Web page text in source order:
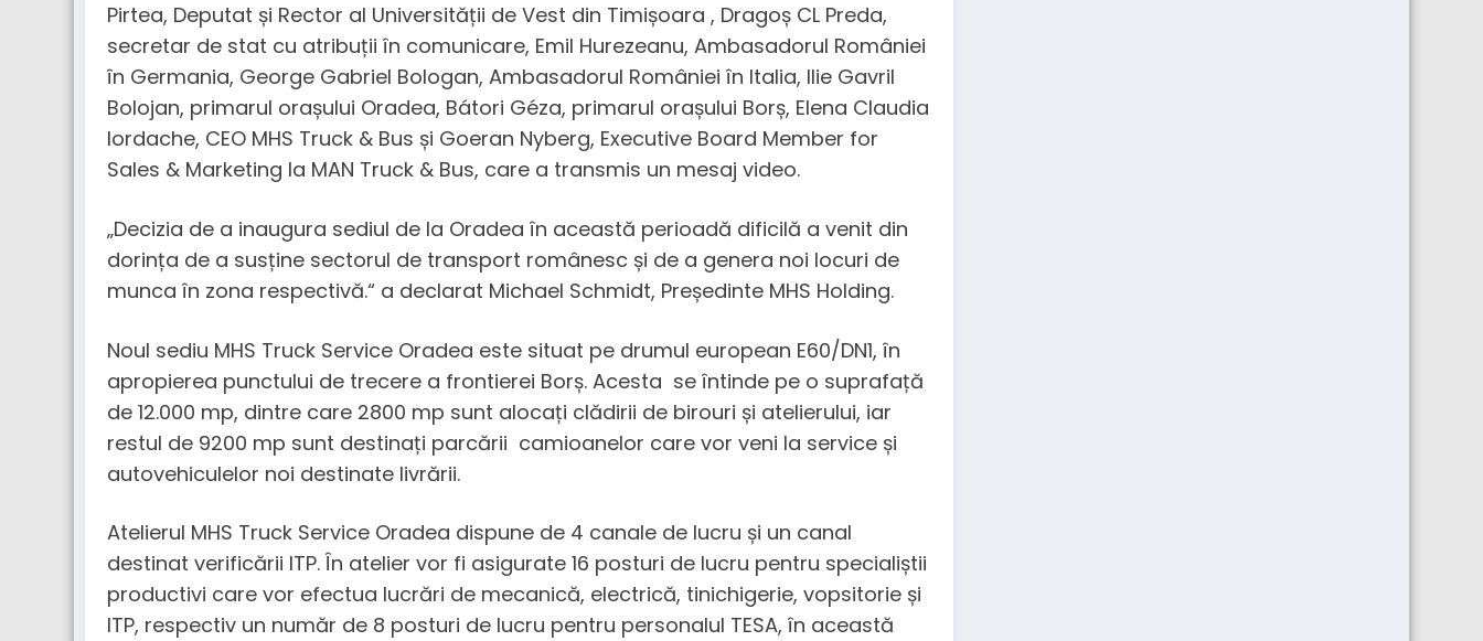
Pirtea, Deputat și Rector al Universității de Vest din Timișoara , Dragoș CL Preda,
secretar de stat cu atribuții în comunicare, Emil Hurezeanu, Ambasadorul României
în Germania, George Gabriel Bologan, Ambasadorul României în Italia, Ilie Gavril
Bolojan, primarul orașului Oradea, Bátori Géza, primarul orașului Borș, Elena Claudia
Iordache, CEO MHS Truck & Bus și Goeran Nyberg, Executive Board Member for
Sales & Marketing la MAN Truck & Bus, care a transmis un mesaj video.
„Decizia de a inaugura sediul de la Oradea în această perioadă dificilă a venit din
dorința de a susține sectorul de transport românesc și de a genera noi locuri de
munca în zona respectivă.“ a declarat Michael Schmidt, Președinte MHS Holding.
Noul sediu MHS Truck Service Oradea este situat pe drumul european E60/DN1, în
apropierea punctului de trecere a frontierei Borș. Acesta se întinde pe o suprafață
de 12.000 mp, dintre care 2800 mp sunt alocați clădirii de birouri și atelierului, iar
restul de 9200 mp sunt destinați parcării camioanelor care vor veni la service și
autovehiculelor noi destinate livrării.
Atelierul MHS Truck Service Oradea dispune de 4 canale de lucru și un canal
destinat verificării ITP. În atelier vor fi asigurate 16 posturi de lucru pentru specialiștii
productivi care vor efectua lucrări de mecanică, electrică, tinichigerie, vopsitorie și
ITP, respectiv un număr de 8 posturi de lucru pentru personalul TESA, în această